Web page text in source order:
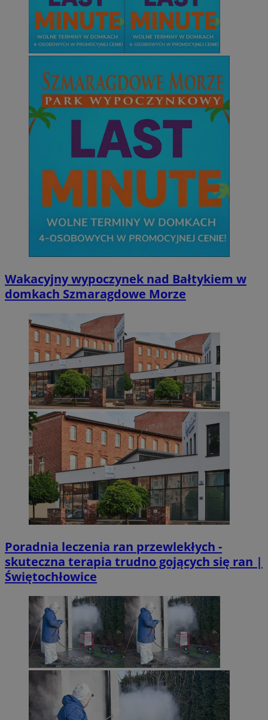
Wakacyjny wypoczynek nad Bałtykiem w
domkach Szmaragdowe Morze
Poradnia leczenia ran przewlekłych -
skuteczna terapia trudno gojących się ran |
Świętochłowice